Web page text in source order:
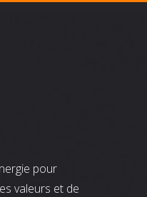
pour
valeurs et de